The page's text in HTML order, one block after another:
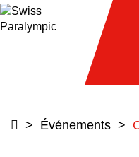
> Événements >